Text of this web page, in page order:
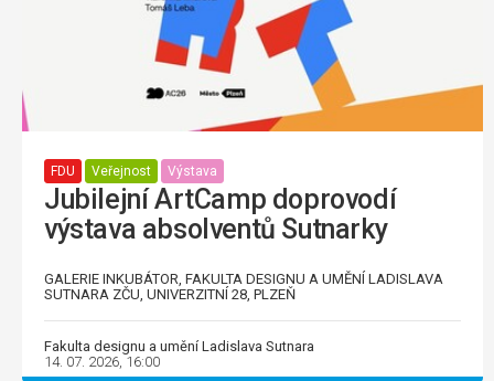
FDU Veřejnost Výstava
Jubilejní ArtCamp doprovodí
výstava absolventů Sutnarky
GALERIE INKUBÁTOR, FAKULTA DESIGNU A UMĚNÍ LADISLAVA
SUTNARA ZČU, UNIVERZITNÍ 28, PLZEŇ
Fakulta designu a umění Ladislava Sutnara
14. 07. 2026, 16:00